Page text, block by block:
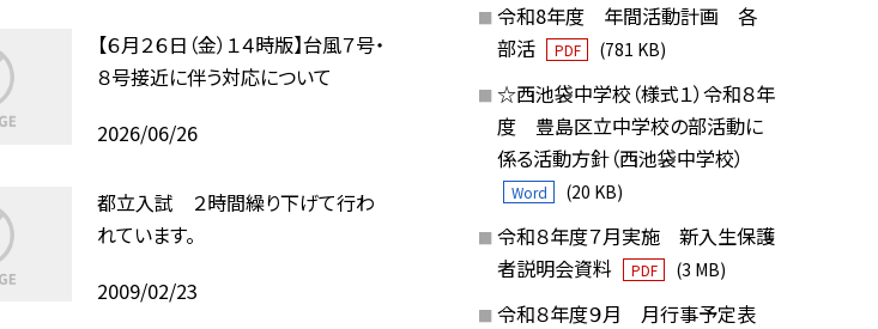
【６月２６日（金）１４時版】台風７号・
８号接近に伴う対応について
2026/06/26
都立入試 ２時間繰り下げて行わ
れています。
2009/02/23
令和8年度 年間活動計画 各
部活
PDF (781 KB)
☆西池袋中学校（様式１）令和８年
度 豊島区立中学校の部活動に
係る活動方針（西池袋中学校）
Word (20 KB)
令和８年度７月実施 新入生保護
者説明会資料
PDF (3 MB)
令和８年度９月 月行事予定表